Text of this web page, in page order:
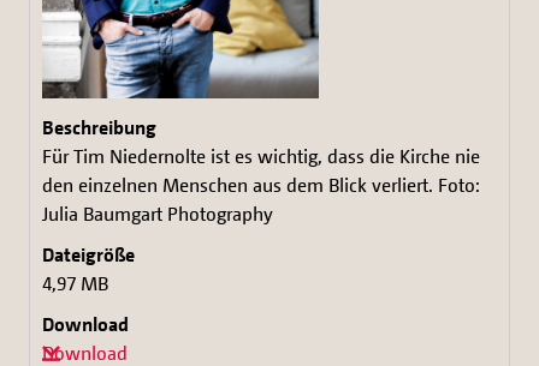
Für Tim Niedernolte ist es wichtig, dass die Kirche nie
den einzelnen Menschen aus dem Blick verliert. Foto:
Julia Baumgart Photography
4,97 MB
Download